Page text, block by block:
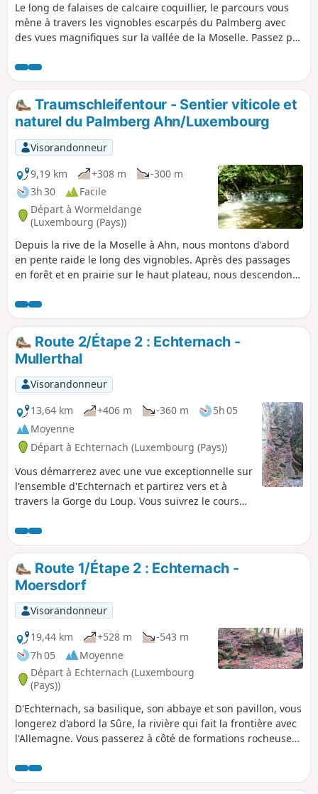
Le long de falaises de calcaire coquillier, le parcours vous
mène à travers les vignobles escarpés du Palmberg avec
des vues magnifiques sur la vallée de la Moselle. Passez par
retour par la vallée du Ruisseau Donverbach avec ses
chutes d'eau et la forêt de ravin offre à cette balade de la
diversité.Traumschleifentour - Sentier viticole et
naturel du Palmberg Ahn/Luxembourg
Visorandonneur
9,19 km
+308 m
-300 m
3h 30
Facile
Départ à Wormeldange
(Luxembourg (Pays))
Depuis la rive de la Moselle à Ahn, nous montons d'abord
en pente raide le long des vignobles. Après des passages
en forêt et en prairie sur le haut plateau, nous descendons
avant d'avoir l'impression d'être arrivés dans la forêt vierge
en traversant la vallée du Donverbach.
Route 2/Étape 2 : Echternach -
Mullerthal
Visorandonneur
13,64 km
+406 m -360 m
5h 05
Moyenne
Départ à Echternach (Luxembourg (Pays))
Vous démarrerez avec une vue exceptionnelle sur
l'ensemble d'Echternach et partirez vers et à
travers la Gorge du Loup. Vous suivrez le cours
rocher de Pérekop jusqu'à la grotte Hohlay et son
amphithéâtre. Vous traverserez ensuite la localité
de Berdorf. Passerez près de formations
rocheuses spectaculaires : Binzeltschluff,
Predigstull, Werschrummschluff. Vous
continuerez par la réserve naturelle de Schnellert
et terminerez à Mullerthal.
Route 1/Étape 2 : Echternach -
Moersdorf
Visorandonneur
19,44 km
+528 m
-543 m
7h 05
Moyenne
Départ à Echternach (Luxembourg
(Pays))
D'Echternach, sa basilique, son abbaye et son pavillon, vous
longerez d'abord la Sûre, la rivière qui fait la frontière avec
l'Allemagne. Vous passerez à côté de formations rocheuses
ouverts, des prés et de belles vues sur la vallée.